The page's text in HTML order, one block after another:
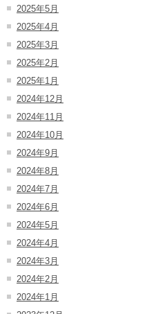
2025年5月
2025年4月
2025年3月
2025年2月
2025年1月
2024年12月
2024年11月
2024年10月
2024年9月
2024年8月
2024年7月
2024年6月
2024年5月
2024年4月
2024年3月
2024年2月
2024年1月